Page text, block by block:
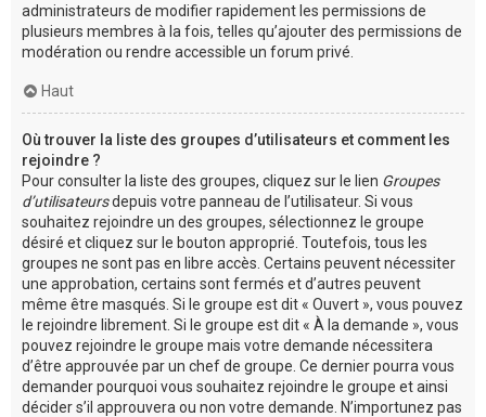
administrateurs de modifier rapidement les permissions de
plusieurs membres à la fois, telles qu’ajouter des permissions de
modération ou rendre accessible un forum privé.
Haut
Où trouver la liste des groupes d’utilisateurs et comment les
rejoindre ?
Pour consulter la liste des groupes, cliquez sur le lien Groupes
d’utilisateursdepuis votre panneau de l’utilisateur. Si vous
souhaitez rejoindre un des groupes, sélectionnez le groupe
désiré et cliquez sur le bouton approprié. Toutefois, tous les
groupes ne sont pas en libre accès. Certains peuvent nécessiter
une approbation, certains sont fermés et d’autres peuvent
même être masqués. Si le groupe est dit « Ouvert », vous pouvez
le rejoindre librement. Si le groupe est dit « À la demande », vous
pouvez rejoindre le groupe mais votre demande nécessitera
d’être approuvée par un chef de groupe. Ce dernier pourra vous
demander pourquoi vous souhaitez rejoindre le groupe et ainsi
décider s’il approuvera ou non votre demande. N’importunez pas